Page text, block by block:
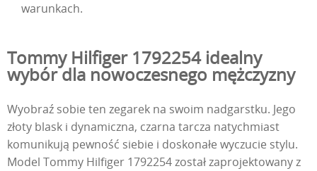
warunkach.
Tommy Hilfiger 1792254 idealny
wybór dla nowoczesnego mężczyzny
Wyobraź sobie ten zegarek na swoim nadgarstku. Jego
złoty blask i dynamiczna, czarna tarcza natychmiast
komunikują pewność siebie i doskonałe wyczucie stylu.
Model Tommy Hilfiger 1792254 został zaprojektowany z